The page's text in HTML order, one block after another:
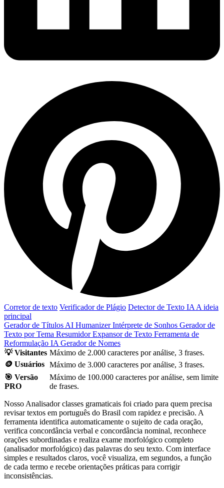
Corretor de texto Verificador de Plágio Detector de Texto IA A ideia
principal
Gerador de Títulos AI HumanizerIntérprete de Sonhos Gerador de
Texto por Tema ResumidorExpansor de Texto Ferramenta de
Reformulação IA Gerador de Nomes
💡 Visitantes Máximo de 2.000 caracteres por análise, 3 frases.
🪙 Usuários Máximo de 3.000 caracteres por análise, 3 frases.
🎯 Versão
PRO
Máximo de 100.000 caracteres por análise, sem limite
de frases.
Nosso Analisador classes gramaticais foi criado para quem precisa
revisar textos em português do Brasil com rapidez e precisão. A
ferramenta identifica automaticamente o sujeito de cada oração,
verifica concordância verbal e concordância nominal, reconhece
orações subordinadas e realiza exame morfológico completo
(analisador morfológico) das palavras do seu texto. Com interface
simples e resultados claros, você visualiza, em segundos, a função
de cada termo e recebe orientações práticas para corrigir
inconsistências.